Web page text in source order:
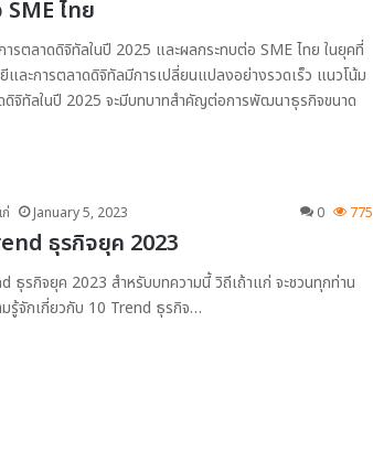
ไทย
ารตลาดดิจิทัลในปี 2025 และผลกระทบต่อ SME ไทย ในยุคที่
ยีและการตลาดดิจิทัลมีการเปลี่ยนแปลงอย่างรวดเร็ว แนวโน้ม
ดิจิทัลในปี 2025 จะมีบทบาทสำคัญต่อการพัฒนาธุรกิจขนาด
January 5, 2023 0 775
ธุรกิจยุค 2023
ธุรกิจยุค 2023 สำหรับบทความนี้ วิถีเถ้าแก่ จะชวนทุกท่าน
มรู้จักเกี่ยวกับ 10 Trend ธุรกิจ…